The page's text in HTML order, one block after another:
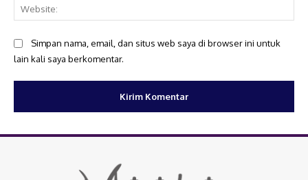
Simpan nama, email, dan situs web saya di browser ini untuk
lain kali saya berkomentar.